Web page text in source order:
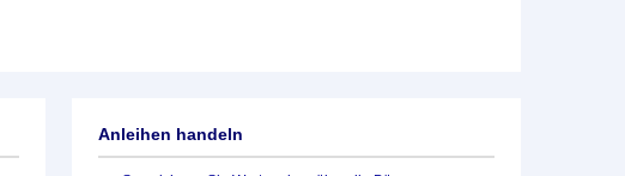
Anleihen handeln